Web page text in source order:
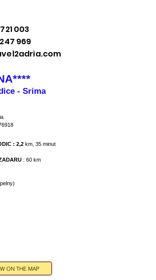
003
969
- Srima
: 2,2 km, 35 minut
: 60 km
ON THE MAP